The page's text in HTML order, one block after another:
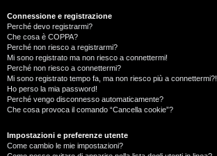
Connessione e registrazione
Perché devo registrarmi?
Che cosa è COPPA?
Perché non riesco a registrarmi?
Mi sono registrato ma non riesco a connettermi!
Perché non riesco a connettermi?
Mi sono registrato tempo fa, ma non riesco più a connettermi?!
Ho perso la mia password!
Perché vengo disconnesso automaticamente?
Che cosa provoca il comando “Cancella cookie”?
Impostazioni e preferenze utente
Come cambio le mie impostazioni?